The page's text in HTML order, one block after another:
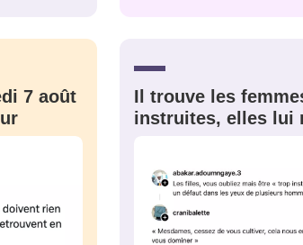
7 août
Il trouve les
instruites, elles lui